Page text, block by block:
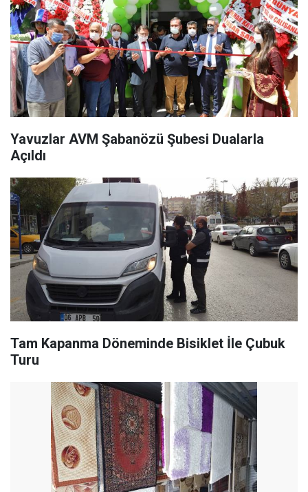
Yavuzlar AVM Şabanözü Şubesi Dualarla
Açıldı
Tam Kapanma Döneminde Bisiklet İle Çubuk
Turu